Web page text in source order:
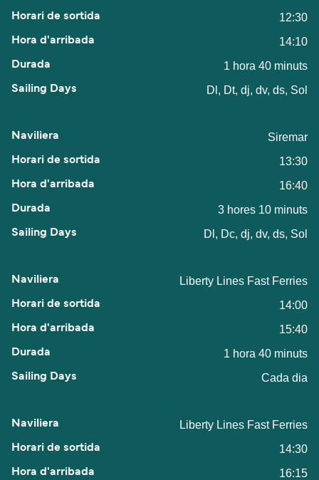
12:30
14:10
1 hora 40 minuts
Dl, Dt, dj, dv, ds, Sol
Siremar
13:30
16:40
3 hores 10 minuts
Dl, Dc, dj, dv, ds, Sol
Liberty Lines Fast Ferries
14:00
15:40
1 hora 40 minuts
Cada dia
Liberty Lines Fast Ferries
14:30
16:15